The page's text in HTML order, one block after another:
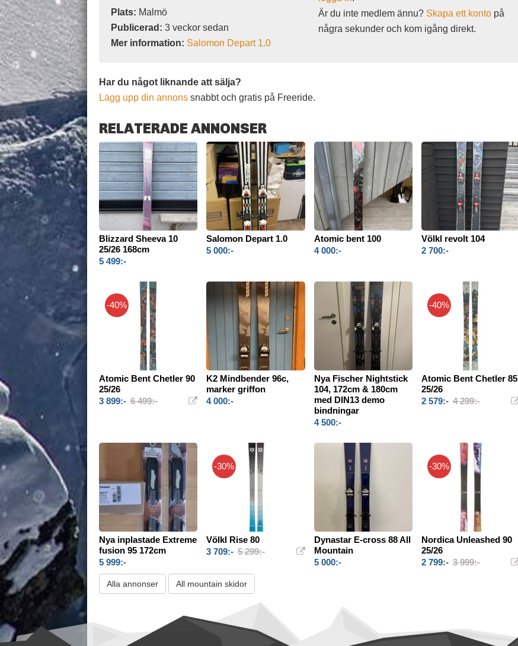
Plats: Malmö
Publicerad: 3 veckor sedan
Mer information: Salomon Depart 1.0
Är du inte medlem ännu? Skapa ett konto på
några sekunder och kom igång direkt.
Har du något liknande att sälja?
Lägg upp din annons snabbt och gratis på Freeride.
RELATERADE ANNONSER
Blizzard Sheeva 10
25/26 168cm
5 499:-
Salomon Depart 1.0
5 000:-
Atomic bent 100
4 000:-
Völkl revolt 104
2 700:-
-40%
Atomic Bent Chetler 90
25/26
3 899:- 6 499:-
K2 Mindbender 96c,
marker griffon
4 000:-
Nya Fischer Nightstick
104, 172cm & 180cm
med DIN13 demo
bindningar
4 500:-
-40%
Atomic Bent Chetler 85
25/26
2 579:- 4 299:-
Nya inplastade Extreme
fusion 95 172cm
5 999:-
-30%
Völkl Rise 80
3 709:- 5 299:-
Dynastar E-cross 88 All
Mountain
5 000:-
-30%
Nordica Unleashed 90
25/26
2 799:- 3 999:-
Alla annonser All mountain skidor